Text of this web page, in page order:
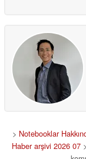
> Notebooklar
Haber arşivi 2026 07